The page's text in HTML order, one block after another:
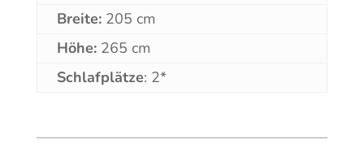
Breite: 205 cm
Höhe: 265 cm
Schlafplätze: 2*